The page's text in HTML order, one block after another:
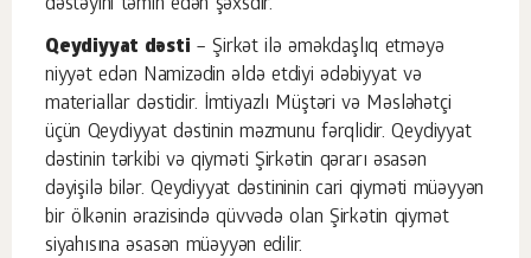
dəstəyini təmin edən şəxsdir.
Qeydiyyat dəsti – Şirkət ilə əməkdaşlıq etməyə
niyyət edən Namizədin əldə etdiyi ədəbiyyat və
materiallar dəstidir. İmtiyazlı Müştəri və Məsləhətçi
üçün Qeydiyyat dəstinin məzmunu fərqlidir. Qeydiyyat
dəstinin tərkibi və qiyməti Şirkətin qərarı əsasən
dəyişilə bilər. Qeydiyyat dəstininin cari qiyməti müəyyən
bir ölkənin ərazisində qüvvədə olan Şirkətin qiymət
siyahısına əsasən müəyyən edilir.